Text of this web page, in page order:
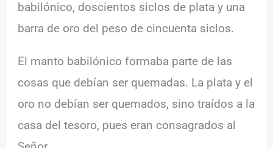
babilónico, doscientos siclos de plata y una
barra de oro del peso de cincuenta siclos.
El manto babilónico formaba parte de las
cosas que debían ser quemadas. La plata y el
oro no debían ser quemados, sino traídos a la
casa del tesoro, pues eran consagrados al